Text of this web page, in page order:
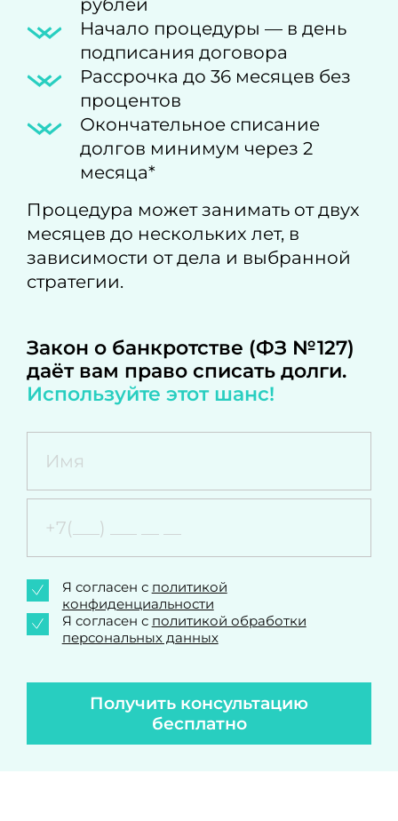
Начало процедуры — в день
подписания договора
Рассрочка до 36 месяцев без
процентов
Окончательное списание
долгов минимум через 2
месяца*
Процедура может занимать от двух
месяцев до нескольких лет, в
зависимости от дела и выбранной
стратегии.
Закон о банкротстве (ФЗ №127)
даёт вам право списать долги.
Используйте этот шанс!
Получить консультацию
бесплатно
Я согласен с политикой
конфиденциальности
Я согласен с политикой обработки
персональных данных